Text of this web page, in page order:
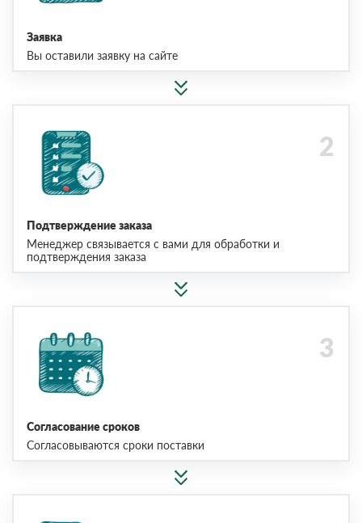
Заявка
Вы оставили заявку на сайте
Подтверждение заказа
Менеджер связывается с вами для обработки и
подтверждения заказа
Согласование сроков
Согласовываются сроки поставки